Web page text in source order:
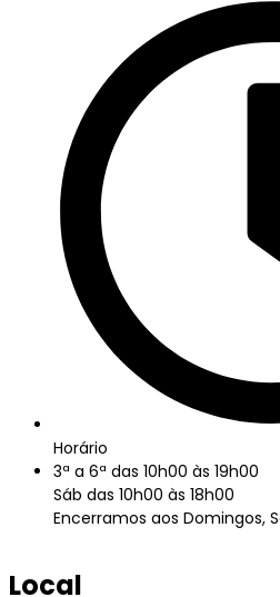
Horário
3ª a 6ª das 10h00 às 19h00
Sáb das 10h00 às 18h00
Encerramos aos Domingos,
Local